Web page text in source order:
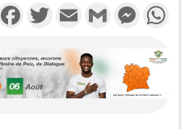
PartagerFacebookTwitterEmail Gmail